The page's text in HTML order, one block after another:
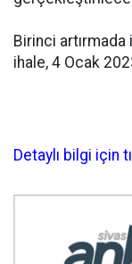
Birinci
ihale, 4 Ocak
Detaylı bilgi için